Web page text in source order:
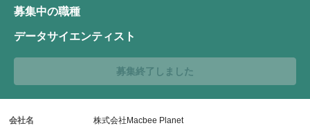
募集中の職種
データサイエンティスト
募集終了しました
会社名 株式会社Macbee Planet